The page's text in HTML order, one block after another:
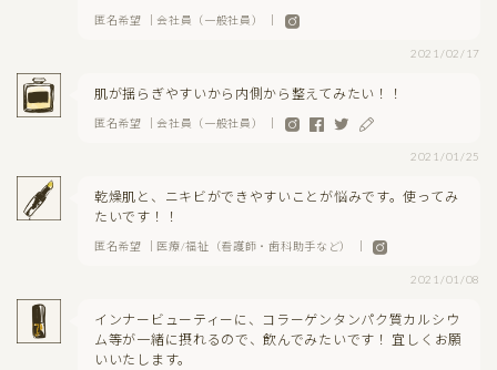
匿名希望 ｜会社員（一般社員） ｜
2021/02/17
肌が揺らぎやすいから内側から整えてみたい！！
匿名希望 ｜会社員（一般社員） ｜
2021/01/25
乾燥肌と、ニキビができやすいことが悩みです。使ってみ
たいです！！
匿名希望 ｜医療/福祉（看護師・歯科助手など） ｜
2021/01/08
インナービューティーに、コラーゲンタンパク質カルシウ
ム等が一緒に摂れるので、飲んでみたいです！ 宜しくお願
いいたします。